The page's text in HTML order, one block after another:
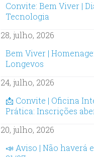
Convite: Bem Viver |
Tecnologia
28, julho, 2026
Bem Viver |
Longevos
24, julho, 2026
📩 Convite | Oficina
Prática: Inscrições
20, julho, 2026
📣 Aviso | Não haverá